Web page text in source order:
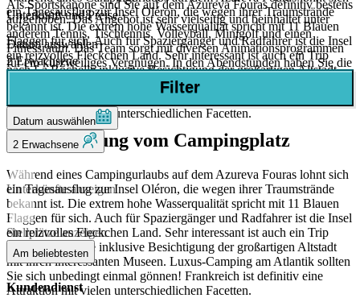
ein Tagesausflug zur Insel Oléron, die wegen ihrer Traumstrände
bekannt ist. Die extrem hohe Wasserqualität spricht mit 11 Blauen
Flaggen für sich. Auch für Spaziergänger und Radfahrer ist die Insel
ein reizvolles Fleckchen Land. Sehr interessant ist auch ein Trip
nach La Rochelle inklusive Besichtigung der großartigen Altstadt
mit ihren interessanten Museen. Luxus-Camping am Atlantik sollten
Attraktion mit vielen unterschiedlichen Facetten.
Als Sportskanone sind Sie auf dem Azureva Fouras definitiv bestens
aufgehoben. Das Angebot ist sehr vielseitig und beinhaltet unter
anderem Tennis, Tischtennis, Volleyball, Minigolf und einen
Fitnessraum. Das Team sorgt mit diversen Animationsprogrammen
für ein kurzweiliges Vergnügen. In den Abendstunden haben Sie die
Möglichkeit, Tanzveranstaltungen und andere Events zu besuchen.
Auf diesem Campingplatz stehen Ihnen zahlreiche Optionen zur
Verfügung.
Die Umgebung vom Campingplatz
Während eines Campingurlaubs auf dem Azureva Fouras lohnt sich
ein Tagesausflug zur Insel Oléron, die wegen ihrer Traumstrände
bekannt ist. Die extrem hohe Wasserqualität spricht mit 11 Blauen
Flaggen für sich. Auch für Spaziergänger und Radfahrer ist die Insel
ein reizvolles Fleckchen Land. Sehr interessant ist auch ein Trip
nach La Rochelle inklusive Besichtigung der großartigen Altstadt
mit ihren interessanten Museen. Luxus-Camping am Atlantik sollten
Sie sich unbedingt einmal gönnen! Frankreich ist definitiv eine
Attraktion mit vielen unterschiedlichen Facetten.
Unterkunft und Preise
Datum auswählen
2 Erwachsene
Filter
Datum auswählen
2 Erwachsene
Unterkünfte anzeigen
Stellplätze anzeigen
Am beliebtesten
Kundendienst